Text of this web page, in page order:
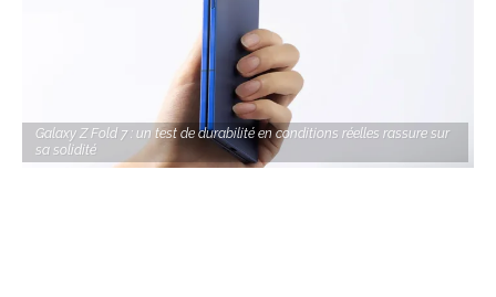
Galaxy Z Fold 7 : un test de durabilité en conditions réelles rassure sur
sa solidité